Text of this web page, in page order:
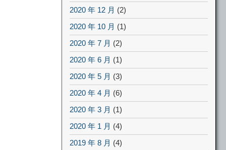
2020 年 12 月 (2)
2020 年 10 月 (1)
2020 年 7 月 (2)
2020 年 6 月 (1)
2020 年 5 月 (3)
2020 年 4 月 (6)
2020 年 3 月 (1)
2020 年 1 月 (4)
2019 年 8 月 (4)